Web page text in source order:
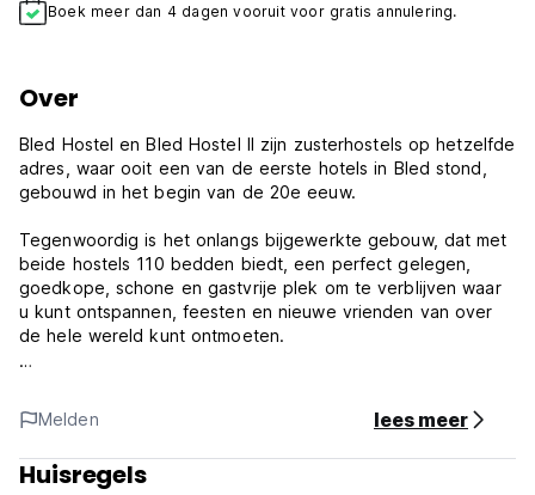
Boek meer dan 4 dagen vooruit voor gratis annulering.
Over
Bled Hostel en Bled Hostel II zijn zusterhostels op hetzelfde
adres, waar ooit een van de eerste hotels in Bled stond,
gebouwd in het begin van de 20e eeuw.
Tegenwoordig is het onlangs bijgewerkte gebouw, dat met
beide hostels 110 bedden biedt, een perfect gelegen,
goedkope, schone en gastvrije plek om te verblijven waar
u kunt ontspannen, feesten en nieuwe vrienden van over
de hele wereld kunt ontmoeten.
met een keuken, woonkamer, fietsverhuur, gratis internet,
gratis WiFi, bar en terras.
De woning is gelegen in het centrum van Bled, op 150
Melden lees meer
Huisregels